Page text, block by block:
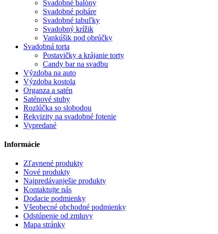
Svadobné balóny
Svadobné poháre
Svadobné tabuľky
Svadobný krížik
Vankúšik pod obrúčky
Svadobná torta
Postavičky a krájanie torty
Candy bar na svadbu
Výzdoba na auto
Výzdoba kostola
Organza a satén
Saténové stuhy
Rozlúčka so slobodou
Rekvizity na svadobné fotenie
Vypredané
Informácie
Zľavnené produkty
Nové produkty
Najpredávanješie produkty
Kontaktujte nás
Dodacie podmienky
Všeobecné obchodné podmienky
Odstúpenie od zmluvy
Mapa stránky